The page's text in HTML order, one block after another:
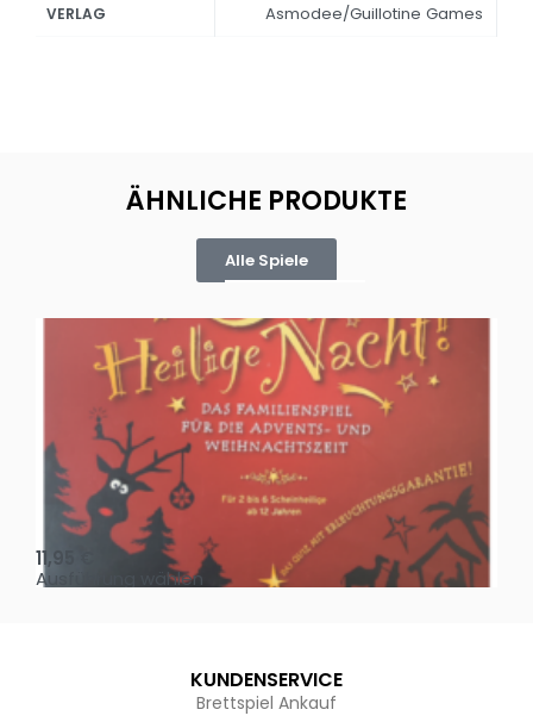
VERLAG Asmodee/Guillotine Games
ÄHNLICHE PRODUKTE
Alle Spiele
Oh, heilige Nacht!
11,95
Ausführung wählen
KUNDENSERVICE
Brettspiel Ankauf